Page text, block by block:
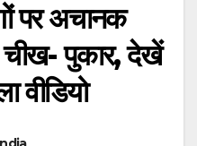
पर अचानक
चीख- पुकार, देखें
वीडियो